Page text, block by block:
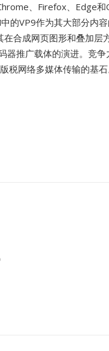
、Firefox、Edge
的VP9作为其大部分内
合成网页图形和叠加层
器推广载体的演进。竞争
税网络多媒体传输的基石